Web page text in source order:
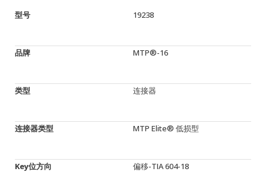
型号 19238
品牌 MTP®-16
类型 连接器
连接器类型 MTP Elite® 低损型
Key位方向 偏移-TIA 604-18